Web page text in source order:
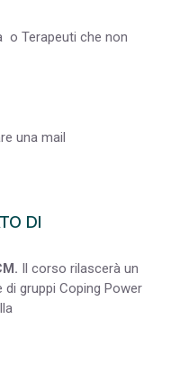
o Terapeuti che non
una mail
DI
Il corso rilascerà un
gruppi Coping Power